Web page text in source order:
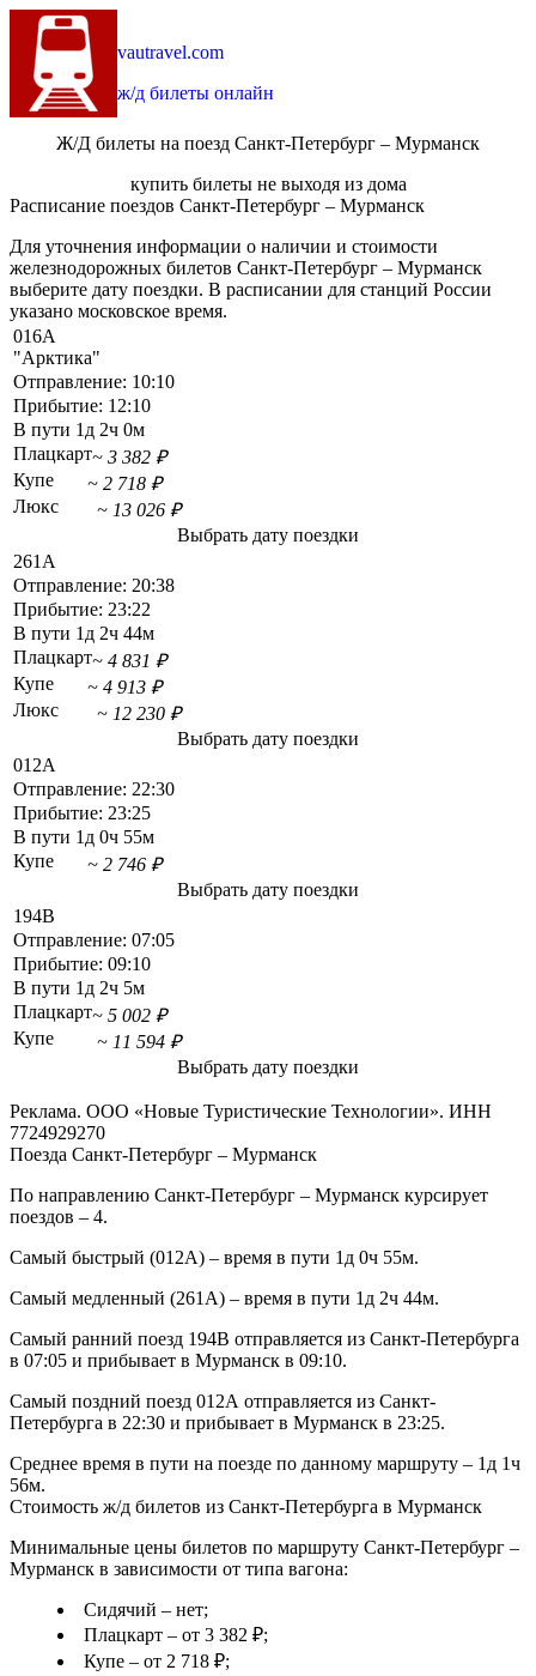
vautravel.com
ж/д билеты онлайн
Ж/Д билеты на поезд Санкт-Петербург – Мурманск
купить билеты не выходя из дома
Расписание поездов Санкт-Петербург – Мурманск
Для уточнения информации о наличии и стоимости
железнодорожных билетов Санкт-Петербург – Мурманск
выберите дату поездки. В расписании для станций России
указано московское время.
016А
"Арктика"
Отправление: 10:10
Прибытие: 12:10
В пути 1д 2ч 0м
Плацкарт~ 3 382 ₽
Купе
~ 2 718 ₽
Люкс
~ 13 026 ₽
Выбрать дату поездки
261А
Отправление: 20:38
Прибытие: 23:22
В пути 1д 2ч 44м
Плацкарт~ 4 831 ₽
Купе
~ 4 913 ₽
Люкс
~ 12 230 ₽
Выбрать дату поездки
012А
Отправление: 22:30
Прибытие: 23:25
В пути 1д 0ч 55м
Купе
~ 2 746 ₽
Выбрать дату поездки
194В
Отправление: 07:05
Прибытие: 09:10
В пути 1д 2ч 5м
Плацкарт~ 5 002 ₽
Купе
~ 11 594 ₽
Выбрать дату поездки
Реклама. ООО «Новые Туристические Технологии». ИНН
7724929270
Поезда Санкт-Петербург – Мурманск
По направлению Санкт-Петербург – Мурманск курсирует
поездов – 4.
Самый быстрый (012А) – время в пути 1д 0ч 55м.
Самый медленный (261А) – время в пути 1д 2ч 44м.
Самый ранний поезд 194В отправляется из Санкт-Петербурга
в 07:05 и прибывает в Мурманск в 09:10.
Самый поздний поезд 012А отправляется из Санкт-
Петербурга в 22:30 и прибывает в Мурманск в 23:25.
Среднее время в пути на поезде по данному маршруту – 1д 1ч
56м.
Стоимость ж/д билетов из Санкт-Петербурга в Мурманск
Минимальные цены билетов по маршруту Санкт-Петербург –
Мурманск в зависимости от типа вагона:
Сидячий – нет;
Плацкарт – от 3 382 ₽;
Купе – от 2 718 ₽;